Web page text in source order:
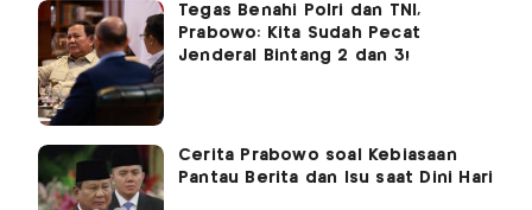
Tegas Benahi Polri dan TNI,
Prabowo: Kita Sudah Pecat
Jenderal Bintang 2 dan 3!
Cerita Prabowo soal Kebiasaan
Pantau Berita dan Isu saat Dini Hari